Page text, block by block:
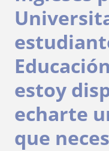
estoy
echarte
que